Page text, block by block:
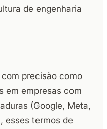
de engenharia
precisão como
em empresas com
(Google, Meta,
esses termos de